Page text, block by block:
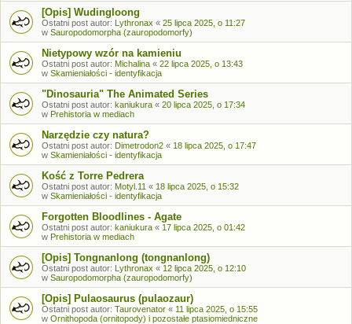
[Opis] Wudingloong
Ostatni post autor: Lythronax « 25 lipca 2025, o 11:27
w Sauropodomorpha (zauropodomorfy)
Nietypowy wzór na kamieniu
Ostatni post autor: Michalina « 22 lipca 2025, o 13:43
w Skamieniałości - identyfikacja
"Dinosauria" The Animated Series
Ostatni post autor: kaniukura « 20 lipca 2025, o 17:34
w Prehistoria w mediach
Narzędzie czy natura?
Ostatni post autor: Dimetrodon2 « 18 lipca 2025, o 17:47
w Skamieniałości - identyfikacja
Kość z Torre Pedrera
Ostatni post autor: Motyl.11 « 18 lipca 2025, o 15:32
w Skamieniałości - identyfikacja
Forgotten Bloodlines - Agate
Ostatni post autor: kaniukura « 17 lipca 2025, o 01:42
w Prehistoria w mediach
[Opis] Tongnanlong (tongnanlong)
Ostatni post autor: Lythronax « 12 lipca 2025, o 12:10
w Sauropodomorpha (zauropodomorfy)
[Opis] Pulaosaurus (pulaozaur)
Ostatni post autor: Taurovenator « 11 lipca 2025, o 15:55
w Ornithopoda (ornitopody) i pozostałe ptasiomiedniczne